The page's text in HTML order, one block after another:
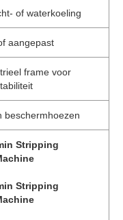
of waterkoeling
aangepast
frame voor
beschermhoezen
Stripping
Stripping